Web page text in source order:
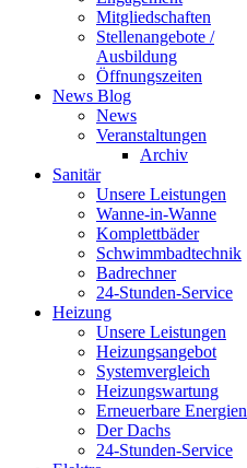
Mitgliedschaften
Stellenangebote /
Ausbildung
Öffnungszeiten
News Blog
News
Veranstaltungen
Archiv
Sanitär
Unsere Leistungen
Wanne-in-Wanne
Komplettbäder
Schwimmbadtechnik
Badrechner
24-Stunden-Service
Heizung
Unsere Leistungen
Heizungsangebot
Systemvergleich
Heizungswartung
Erneuerbare Energien
Der Dachs
24-Stunden-Service